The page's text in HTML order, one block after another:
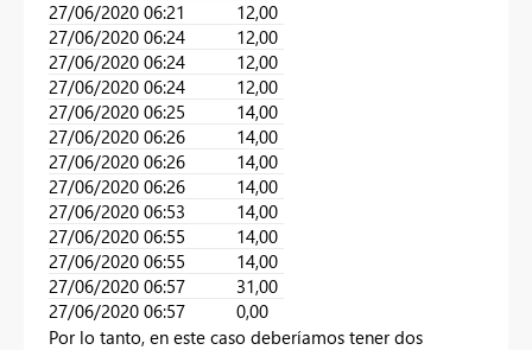
27/06/2020 06:21
12,00
27/06/2020 06:24
12,00
27/06/2020 06:24
12,00
27/06/2020 06:24
12,00
27/06/2020 06:25
14,00
27/06/2020 06:26
14,00
27/06/2020 06:26
14,00
27/06/2020 06:26
14,00
27/06/2020 06:53
14,00
27/06/2020 06:55
14,00
27/06/2020 06:55
14,00
27/06/2020 06:57
31,00
27/06/2020 06:57
0,00
Por lo tanto, en este caso deberíamos tener dos